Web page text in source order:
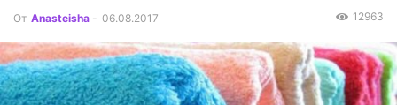
От Anasteisha - 06.08.2017 12963